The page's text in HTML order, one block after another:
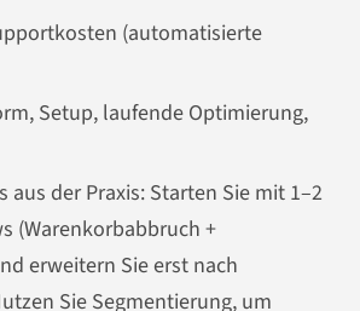
(automatisierte
Setup, laufende Optimierung,
aus der Praxis: Starten Sie mit 1–2
(Warenkorbabbruch +
erweitern Sie erst nach
Sie Segmentierung, um